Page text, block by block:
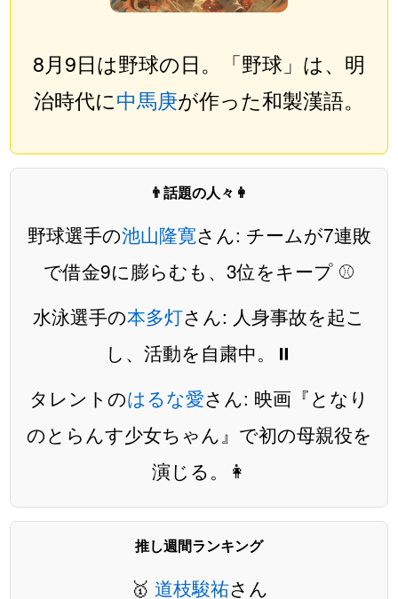
8月9日は野球の日。「野球」は、明
治時代に中馬庚が作った和製漢語。
👨話題の人々👩
野球選手の池山隆寛さん: チームが7連敗
で借金9に膨らむも、3位をキープ ⚾️
水泳選手の本多灯さん: 人身事故を起こ
し、活動を自粛中。⏸️
タレントのはるな愛さん: 映画『となり
のとらんす少女ちゃん』で初の母親役を
演じる。👩
推し週間ランキング
🥇 道枝駿祐さん